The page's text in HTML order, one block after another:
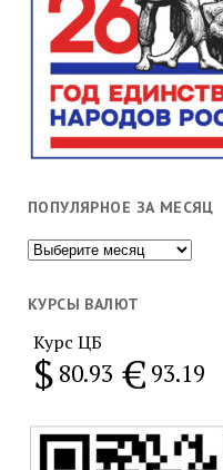
ПОПУЛЯРНОЕ ЗА МЕСЯЦ
Популярное
месяц
КУРСЫ ВАЛЮТ
Курс ЦБ
$ 80.93 € 93.19